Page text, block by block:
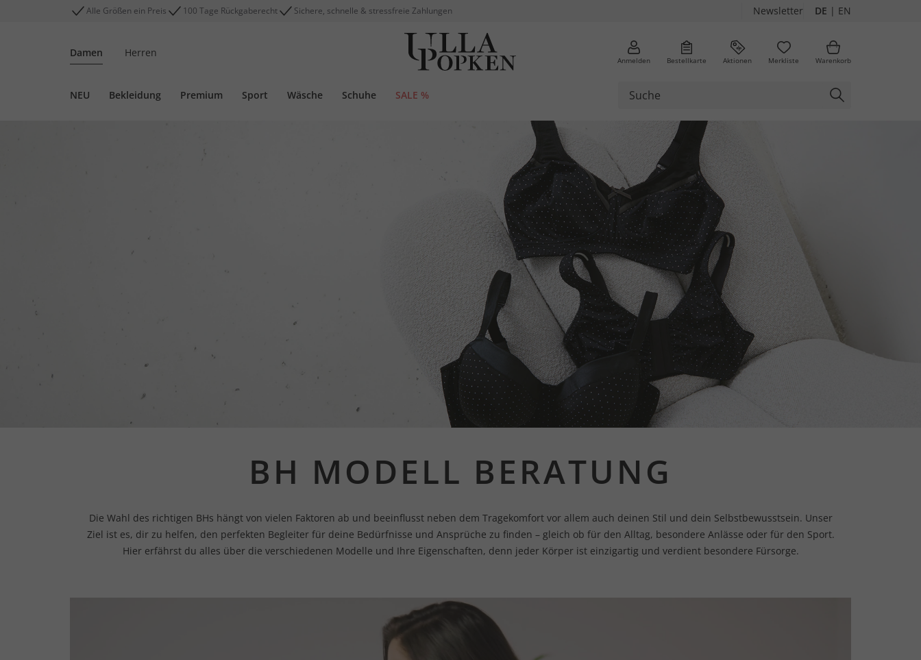
Alle Größen ein Preis 100 Tage Rückgaberecht Sichere, schnelle & stressfreie Zahlungen Newsletter DE | EN
Damen Herren
Anmelden Bestellkarte Aktionen Merkliste Warenkorb
NEU Bekleidung Premium Sport Wäsche Schuhe SALE %
BH MODELL BERATUNG
Die Wahl des richtigen BHs hängt von vielen Faktoren ab und beeinflusst neben dem Tragekomfort vor allem auch deinen Stil und dein Selbstbewusstsein. Unser
Ziel ist es, dir zu helfen, den perfekten Begleiter für deine Bedürfnisse und Ansprüche zu finden – gleich ob für den Alltag, besondere Anlässe oder für den Sport.
Hier erfährst du alles über die verschiedenen Modelle und Ihre Eigenschaften, denn jeder Körper ist einzigartig und verdient besondere Fürsorge.